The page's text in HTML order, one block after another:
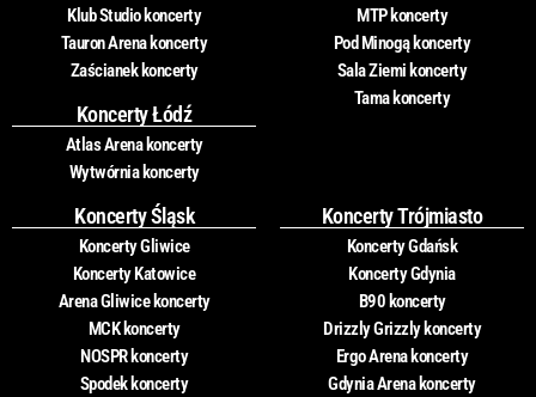
Klub Studio koncerty
Tauron Arena koncerty
Zaścianek koncerty
Koncerty Łódź
Atlas Arena koncerty
Wytwórnia koncerty
MTP koncerty
Pod Minogą koncerty
Sala Ziemi koncerty
Tama koncerty
Koncerty Śląsk
Koncerty Gliwice
Koncerty Katowice
Arena Gliwice koncerty
MCK koncerty
NOSPR koncerty
Spodek koncerty
Koncerty Trójmiasto
Koncerty Gdańsk
Koncerty Gdynia
B90 koncerty
Drizzly Grizzly koncerty
Ergo Arena koncerty
Gdynia Arena koncerty